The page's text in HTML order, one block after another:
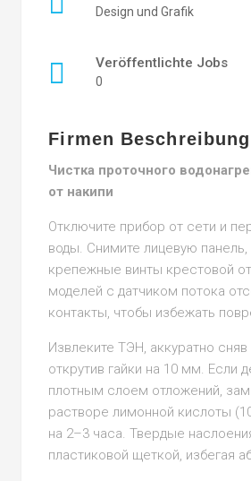
Design und Grafik
Veröffentlichte Jobs
0
Firmen Beschreibung
Чистка проточного
от накипи
Отключите прибор от сети и
воды. Снимите лицевую панель,
крепежные винты крестовой
моделей с датчиком потока
контакты, чтобы избежать
Извлеките ТЭН, аккуратно
открутив гайки на 10 мм. Если
плотным слоем отложений,
растворе лимонной кислоты
на 2–3 часа. Твердые
пластиковой щеткой, избегая